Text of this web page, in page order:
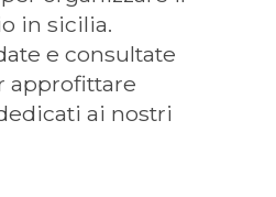
in sicilia.
e consultate
approfittare
ai nostri